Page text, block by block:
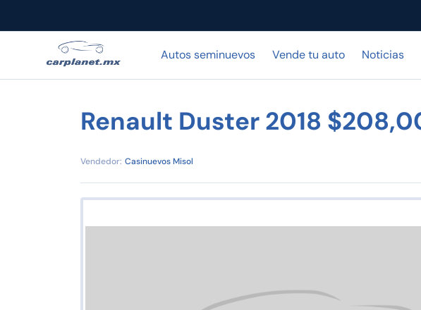
Autos seminuevos Vende tu auto Noticias
Renault Duster 2018
Vendedor: Casinuevos Misol